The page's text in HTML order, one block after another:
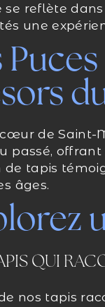
se reflète
une
de Saint-
passé,
de tapis
âges.
QUI
nos tapis